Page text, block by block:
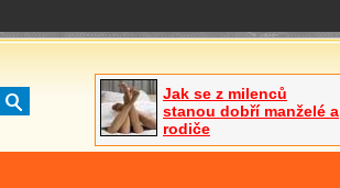
Jak se z milenců
stanou dobří manželé a
rodiče